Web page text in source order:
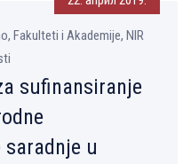
Fakulteti i Akademije, NIR
sufinansiranje
u